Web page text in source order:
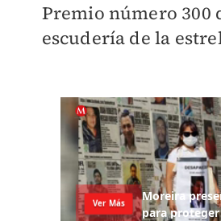
Premio número 300
escudería de la